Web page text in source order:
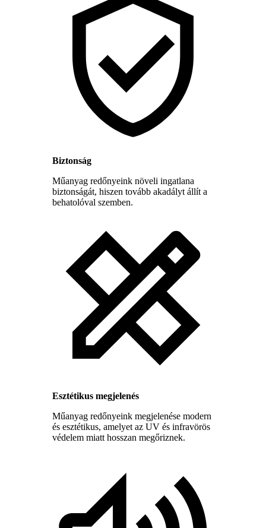
Biztonság
Műanyag redőnyeink növeli ingatlana
biztonságát, hiszen tovább akadályt állít a
behatolóval szemben.
Esztétikus megjelenés
Műanyag redőnyeink megjelenése modern
és esztétikus, amelyet az UV és infravörös
védelem miatt hosszan megőriznek.